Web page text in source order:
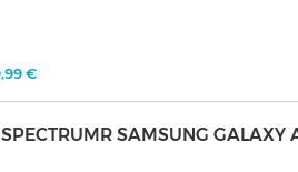
€
SAMSUNG GALAXY